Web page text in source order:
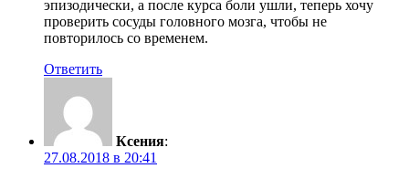
эпизодически, а после курса боли ушли, теперь хочу
проверить сосуды головного мозга, чтобы не
повторилось со временем.
Ответить
Ксения:
27.08.2018 в 20:41